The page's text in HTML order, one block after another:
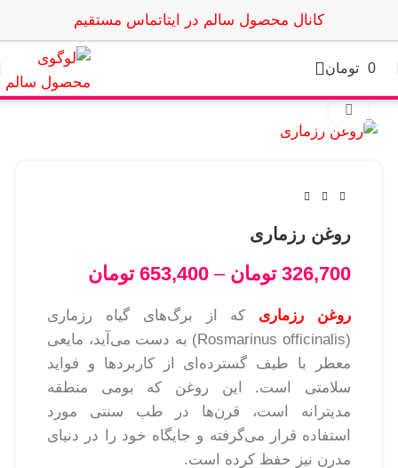
کانال محصول سالم در ایتاتماس مستقیم
0 تومان
روغن رزماری
326,700 تومان –
653,400 تومان
روغن رزماری که از برگ‌های گیاه رزماری
(Rosmarinus officinalis) به دست می‌آید، مایعی
معطر با طیف گسترده‌ای از کاربردها و فواید
سلامتی است. این روغن که بومی منطقه
مدیترانه است، قرن‌ها در طب سنتی مورد
استفاده قرار می‌گرفته و جایگاه خود را در دنیای
مدرن نیز حفظ کرده است.